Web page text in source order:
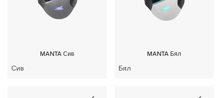
MANTA Сив
Сив
MANTA Бял
Бял